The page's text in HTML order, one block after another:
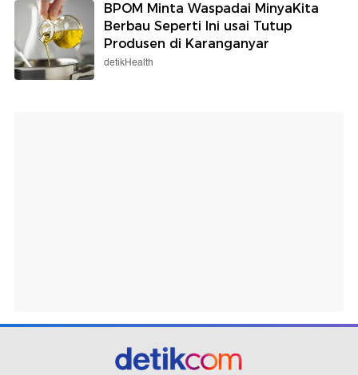
BPOM Minta Waspadai MinyaKita
Berbau Seperti Ini usai Tutup
Produsen di Karanganyar
detikHealth